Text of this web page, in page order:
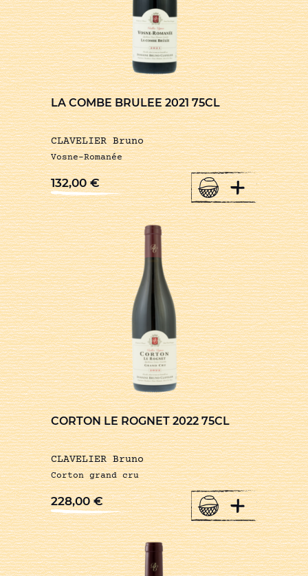
LA COMBE BRULEE 2021 75CL
CLAVELIER Bruno
Vosne-Romanée
132,00€ +
CORTON LE ROGNET 2022 75CL
CLAVELIER Bruno
Corton grand cru
228,00€ +